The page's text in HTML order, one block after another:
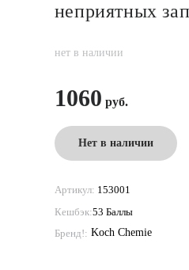
неприятных
нет в наличии
1060
Нет в наличии
Артикул: 153001
Кешбэк:53 Баллы
Бренд!: Koch Chemie